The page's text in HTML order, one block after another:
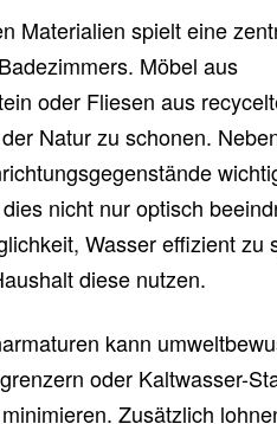
Materialien spielt eine
Möbel aus
oder Fliesen aus
Natur zu schonen.
nicht nur optisch
Wasser effizient zu
diese nutzen.
kann
oder Kaltwasser-
Zusätzlich